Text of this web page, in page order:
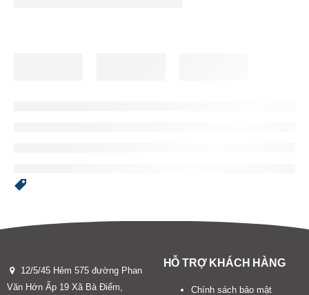
12/5/45 Hẻm 575 đường Phan
Văn Hớn Ấp 19 Xã Bà Điểm,
HỖ TRỢ KHÁCH HÀNG
Chính sách bảo mật